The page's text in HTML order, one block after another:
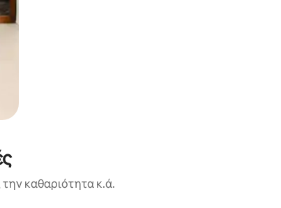
καθαριότητα κ.ά.